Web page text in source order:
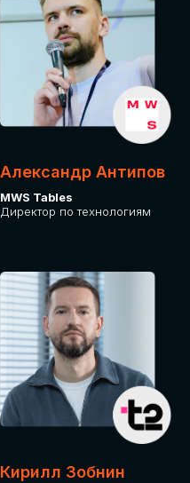
Александр Антипов
MWS Tables
Директор по технологиям
Кирилл Зобнин